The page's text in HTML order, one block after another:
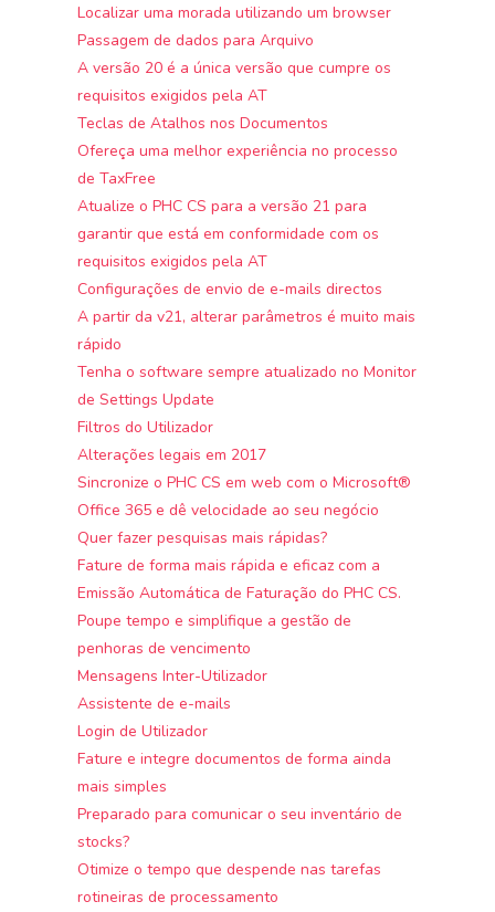
Localizar uma morada utilizando um browser
Passagem de dados para Arquivo
A versão 20 é a única versão que cumpre os
requisitos exigidos pela AT
Teclas de Atalhos nos Documentos
Ofereça uma melhor experiência no processo
de TaxFree
Atualize o PHC CS para a versão 21 para
garantir que está em conformidade com os
requisitos exigidos pela AT
Configurações de envio de e-mails directos
A partir da v21, alterar parâmetros é muito mais
rápido
Tenha o software sempre atualizado no Monitor
de Settings Update
Filtros do Utilizador
Alterações legais em 2017
Sincronize o PHC CS em web com o Microsoft®
Office 365 e dê velocidade ao seu negócio
Quer fazer pesquisas mais rápidas?
Fature de forma mais rápida e eficaz com a
Emissão Automática de Faturação do PHC CS.
Poupe tempo e simplifique a gestão de
penhoras de vencimento
Mensagens Inter-Utilizador
Assistente de e-mails
Login de Utilizador
Fature e integre documentos de forma ainda
mais simples
Preparado para comunicar o seu inventário de
stocks?
Otimize o tempo que despende nas tarefas
rotineiras de processamento